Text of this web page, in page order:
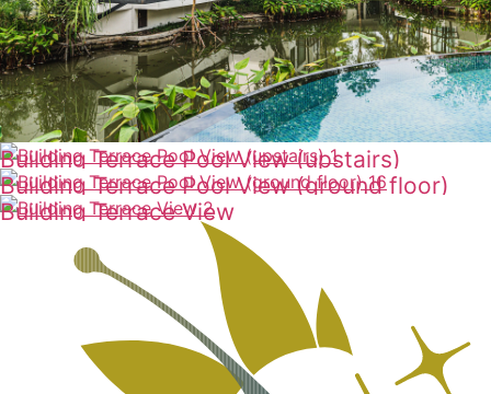
Building Terrace Pool View (upstairs)
ดูเพิ่มเติม
Building Terrace Pool View (ground floor)
ดูเพิ่มเติม
Building Terrace View